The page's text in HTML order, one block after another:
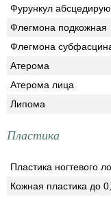
Фурункул
Флегмона подкожная
Флегмона
Атерома
Атерома лица
Липома
Пластика
Пластика ногтевого
Кожная пластика до